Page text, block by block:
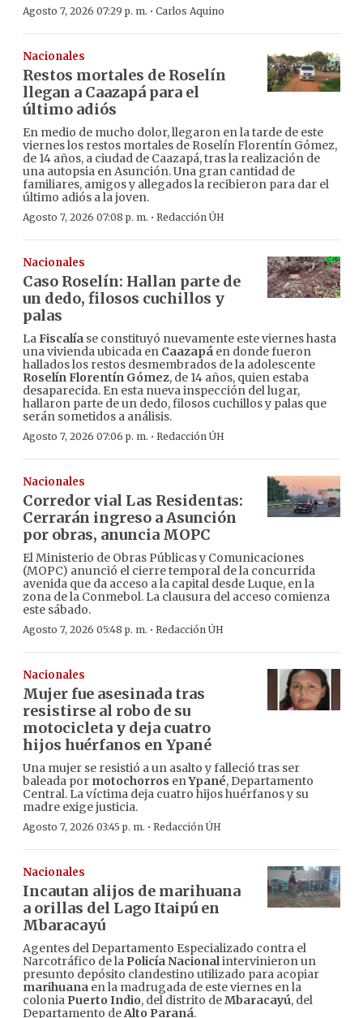
Agosto 7, 2026 07:29 p. m. · Carlos Aquino
Nacionales
Restos mortales de Roselín
llegan a Caazapá para el
último adiós
En medio de mucho dolor, llegaron en la tarde de este
viernes los restos mortales de Roselín Florentín Gómez,
de 14 años, a ciudad de Caazapá, tras la realización de
una autopsia en Asunción. Una gran cantidad de
familiares, amigos y allegados la recibieron para dar el
último adiós a la joven.
Agosto 7, 2026 07:08 p. m. · Redacción ÚH
Nacionales
Caso Roselín: Hallan parte de
un dedo, filosos cuchillos y
palas
LaFiscalía se constituyó nuevamente este viernes hasta
una vivienda ubicada en Caazapá en donde fueron
hallados los restos desmembrados de la adolescente
Roselín Florentín Gómez, de 14 años, quien estaba
desaparecida. En esta nueva inspección del lugar,
hallaron parte de un dedo, filosos cuchillos y palas que
serán sometidos a análisis.
Agosto 7, 2026 07:06 p. m. · Redacción ÚH
Nacionales
Corredor vial Las Residentas:
Cerrarán ingreso a Asunción
por obras, anuncia MOPC
El Ministerio de Obras Públicas y Comunicaciones
(MOPC) anunció el cierre temporal de la concurrida
avenida que da acceso a la capital desde Luque, en la
zona de la Conmebol. La clausura del acceso comienza
este sábado.
Agosto 7, 2026 05:48 p. m. · Redacción ÚH
Nacionales
Mujer fue asesinada tras
resistirse al robo de su
motocicleta y deja cuatro
hijos huérfanos en Ypané
Una mujer se resistió a un asalto y falleció tras ser
baleada por motochorros enYpané, Departamento
Central. La víctima deja cuatro hijos huérfanos y su
madre exige justicia.
Agosto 7, 2026 03:45 p. m. · Redacción ÚH
Nacionales
Incautan alijos de marihuana
a orillas del Lago Itaipú en
Mbaracayú
Agentes del Departamento Especializado contra el
Narcotráfico de la Policía Nacionalintervinieron un
presunto depósito clandestino utilizado para acopiar
marihuana en la madrugada de este viernes en la
colonia Puerto Indio, del distrito deMbaracayú, del
Departamento deAlto Paraná.